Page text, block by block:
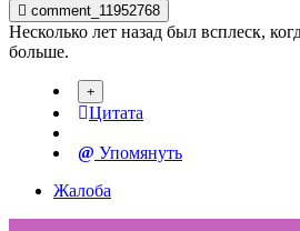
comment_11952768
Несколько лет назад был всплеск,
больше.
Цитата
Упомянуть
Жалоба